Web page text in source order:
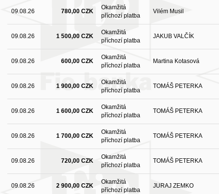
09.08.26 780,00 CZK
Okamžitá
příchozí platba
Vilém Musil
09.08.26 1 500,00 CZK
Okamžitá
příchozí platba
JAKUB VALČÍK
09.08.26 600,00 CZK
Okamžitá
příchozí platba
Martina Kotasová
09.08.26 1 900,00 CZK
Okamžitá
příchozí platba
TOMÁŠ PETERKA
09.08.26 1 600,00 CZK
Okamžitá
příchozí platba
TOMÁŠ PETERKA
09.08.26 1 700,00 CZK
Okamžitá
příchozí platba
TOMÁŠ PETERKA
09.08.26 720,00 CZK
Okamžitá
příchozí platba
TOMÁŠ PETERKA
09.08.26 2 900,00 CZK
Okamžitá
příchozí platba
JURAJ ZEMKO